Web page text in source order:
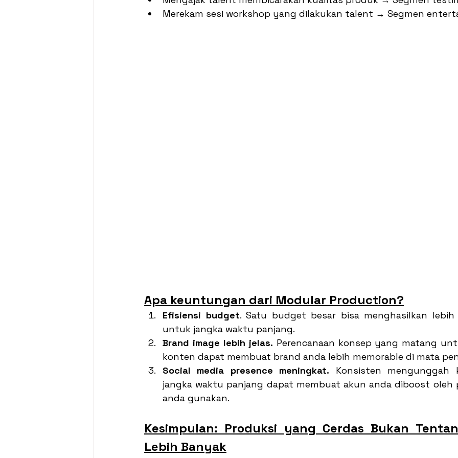
Merekam sesi workshop yang dilakukan talent → Segmen
Apa keuntungan dari Modular Production?
Efisiensi budget. Satu budget besar bisa menghasilkan
untuk jangka waktu panjang.
Brand image lebih jelas. Perencanaan konsep yang matang
konten dapat membuat brand anda lebih memorable di mata
Social media presence meningkat. Konsisten mengunggah
jangka waktu panjang dapat membuat akun anda diboost
anda gunakan.
Kesimpulan: Produksi yang Cerdas Bukan
Lebih Banyak